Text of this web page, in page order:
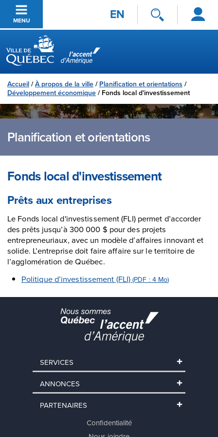
Passer au contenu principal
MENU EN
Se
connecter
Ville de Québec
Accueil /À propos de la ville / Planification et orientations /
Développement économique / Fonds local d'investissement
Planification et orientations
Fonds local d'investissement
Prêts aux entreprises
Le Fonds local d'investissement (FLI) permet d’accorder
des prêts jusqu’à 300 000 $ pour des projets
entrepreneuriaux, avec un modèle d’affaires innovant et
solide. L’entreprise doit faire affaire sur le territoire de
l’agglomération de Québec.
Politique d’investissement (FLI) (PDF : 4 Mo)
SERVICES
ANNONCES
PARTENAIRES
Confidentialité